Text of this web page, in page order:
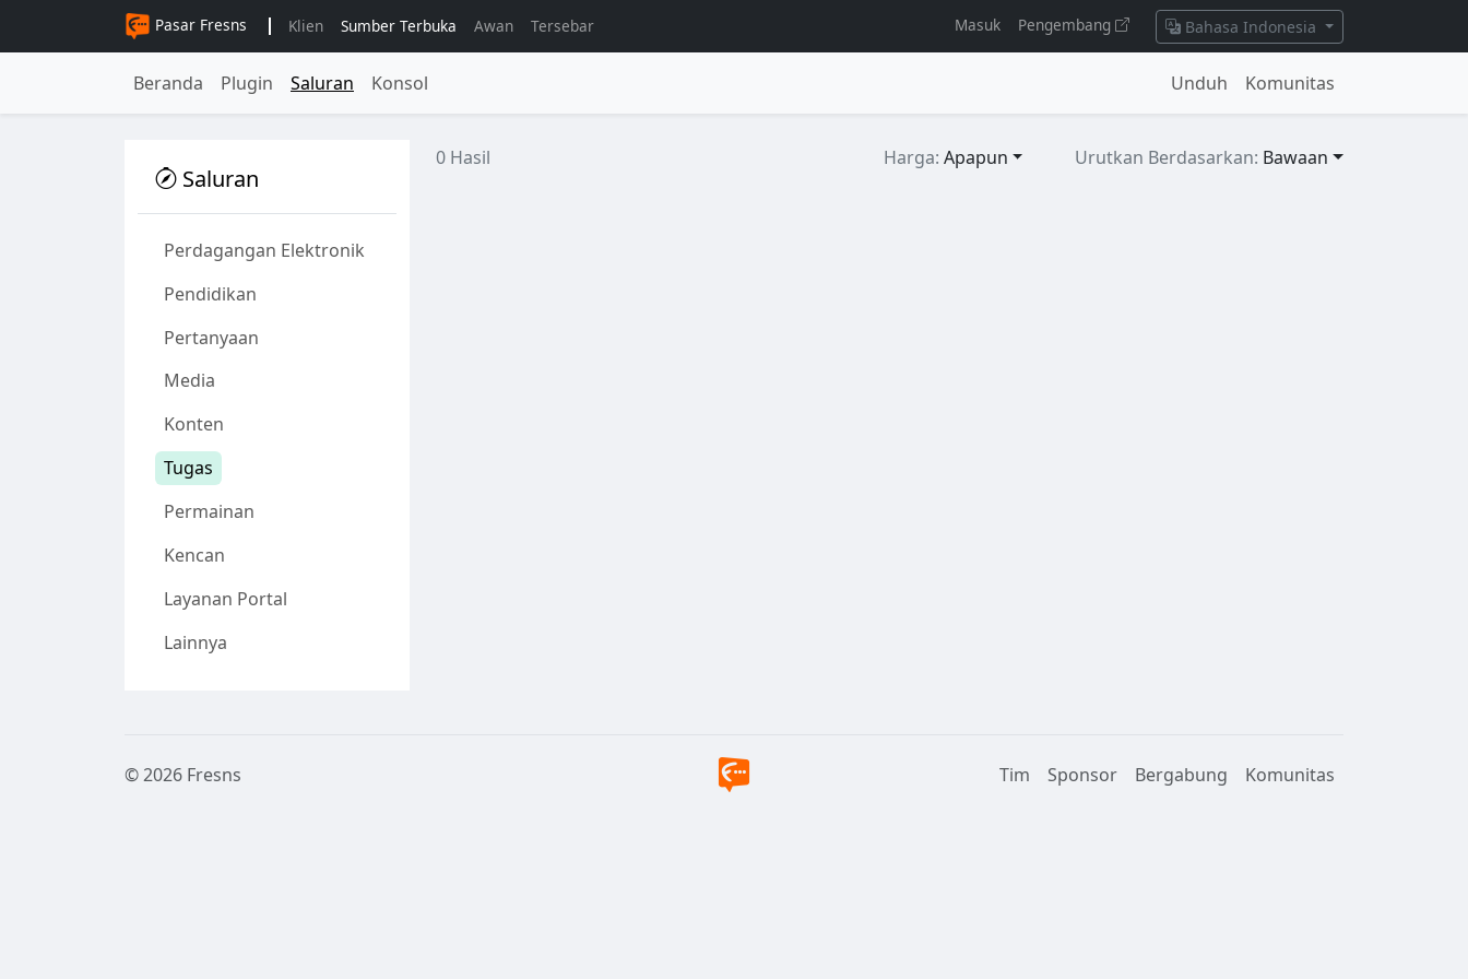
Pasar Fresns Klien Sumber Terbuka Awan Tersebar Masuk Pengembang Bahasa Indonesia
Beranda Plugin Saluran Konsol Unduh Komunitas
Saluran
Perdagangan Elektronik
Pendidikan
Pertanyaan
Media
Konten
Tugas
Permainan
Kencan
Layanan Portal
Lainnya
0 Hasil Harga: Apapun Urutkan Berdasarkan: Bawaan
© 2026 Fresns Tim Sponsor Bergabung Komunitas